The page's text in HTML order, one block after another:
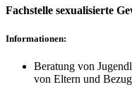
Fachstelle sexualisierte
Informationen:
Beratung von
von Eltern und